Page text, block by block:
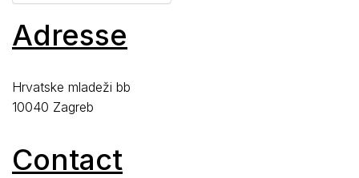
Adresse
Hrvatske mladeži bb
10040 Zagreb
Contact